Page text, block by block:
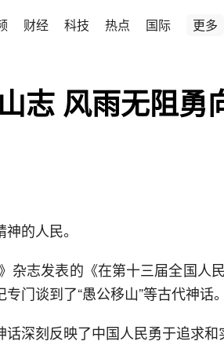
财经 科技 热点 国际 更多
志 风雨无阻勇
的人民。
杂志发表的《在第十三届全国人
门谈到了“愚公移山”等古代神话。
深刻反映了中国人民勇于追求和